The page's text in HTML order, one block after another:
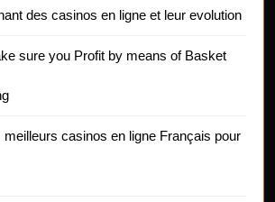
des casinos en ligne et leur evolution
sure you Profit by means of Basket
casinos en ligne Français pour